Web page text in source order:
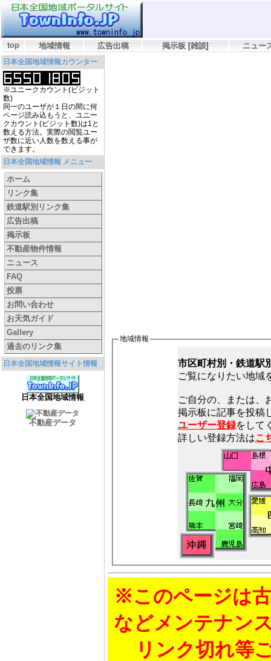
top 地域情報 広告出稿 掲示板 [雑談] ニュー
日本全国地域情報カウンター
※ユニークカウント(ビジット
数)
同一のユーザが１日の間に何
ページ読み込もうと、ユニー
クカウント(ビジット数)は1と
数える方法。実際の閲覧ユー
ザ数に近い人数を数える事が
できます。
日本全国地域情報 メニュー
ホーム
リンク集
鉄道駅別リンク集
広告出稿
掲示板
不動産物件情報
ニュース
FAQ
投票
お問い合わせ
お天気ガイド
Gallery
過去のリンク集
日本全国地域情報サイト情報
日本全国地域情報
不動産データ
地域情報
市区町村別・鉄道駅
ご覧になりたい地域
ご自分の、または、
ユーザー登録をして
詳しい登録方法はこ
※このページは
などメンテナン
リンク切れ等